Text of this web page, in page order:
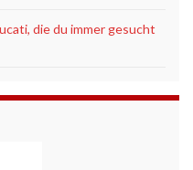
die du immer gesucht